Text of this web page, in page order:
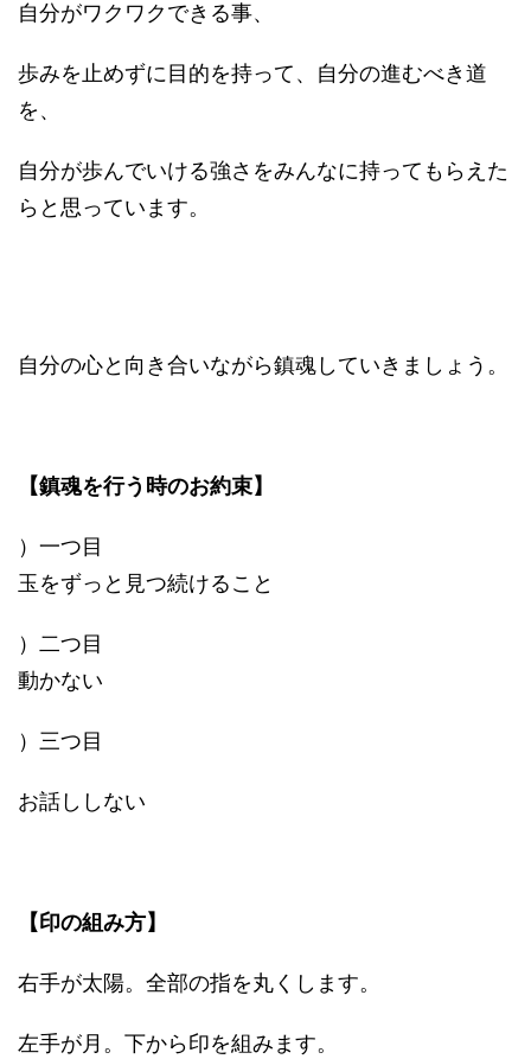
自分がワクワクできる事、
歩みを止めずに目的を持って、自分の進むべき道
を、
自分が歩んでいける強さをみんなに持ってもらえた
らと思っています。
自分の心と向き合いながら鎮魂していきましょう。
【鎮魂を行う時のお約束】
）一つ目
玉をずっと見つ続けること
）二つ目
動かない
）三つ目
お話ししない
【印の組み方】
右手が太陽。全部の指を丸くします。
左手が月。下から印を組みます。